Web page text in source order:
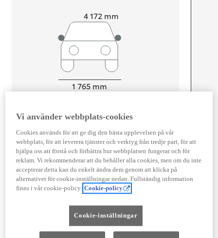
4 172 mm
1 765 mm
Föbrukning
Förbrukning 4,7 l/100 km
Euro Class
EURO 6
Kombinerad Co2 107 g/km
3
Vi använder webbplats-cookies
Cookies används för att ge dig den bästa upplevelsen på vår
webbplats, för att leverera tjänster och verktyg från tredje part, för att
hjälpa oss att förstå och förbättra hur webbplatsen fungerar och för
reklam. Vi rekommenderar att du behåller alla cookies, men om du inte
accepterar detta kan du enkelt ändra dem genom att klicka på
alternativet för cookie-inställningar nedan. Fullständig information
finns i vår cookie-policy. Cookie-policy
Cookie-inställningar